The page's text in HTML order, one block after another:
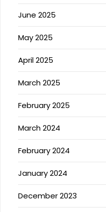
June 2025
May 2025
April 2025
March 2025
February 2025
March 2024
February 2024
January 2024
December 2023